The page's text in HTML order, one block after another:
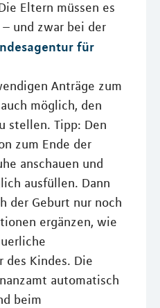
Eltern müssen es
und zwar bei der
für
Anträge zum
möglich, den
stellen. Tipp: Den
zum Ende der
anschauen und
ausfüllen. Dann
der Geburt nur noch
ergänzen, wie
Kindes. Die
automatisch
beim